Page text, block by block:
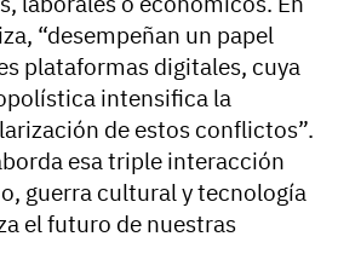
“desempeñan un papel
plataformas digitales, cuya
intensifica la
de estos conflictos”.
esa triple interacción
guerra cultural y tecnología
el futuro de nuestras